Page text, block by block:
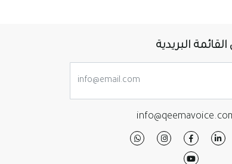
البريدية